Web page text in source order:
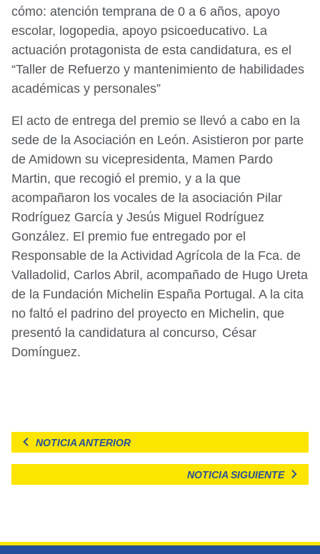
cómo: atención temprana de 0 a 6 años, apoyo
escolar, logopedia, apoyo psicoeducativo. La
actuación protagonista de esta candidatura, es el
“Taller de Refuerzo y mantenimiento de habilidades
académicas y personales”
El acto de entrega del premio se llevó a cabo en la
sede de la Asociación en León. Asistieron por parte
de Amidown su vicepresidenta, Mamen Pardo
Martin, que recogió el premio, y a la que
acompañaron los vocales de la asociación Pilar
Rodríguez García y Jesús Miguel Rodríguez
González. El premio fue entregado por el
Responsable de la Actividad Agrícola de la Fca. de
Valladolid, Carlos Abril, acompañado de Hugo Ureta
de la Fundación Michelin España Portugal. A la cita
no faltó el padrino del proyecto en Michelin, que
presentó la candidatura al concurso, César
Domínguez.
NOTICIA ANTERIOR
NOTICIA SIGUIENTE